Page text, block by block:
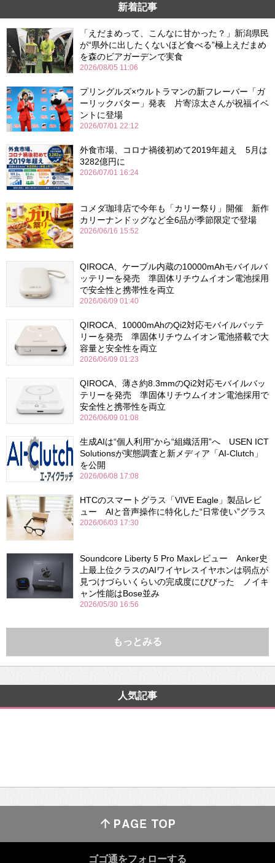
新着記事
「えだまめって、こんなに甘かった？」新潟県民
が“県外に出したくないほど食べる”極上えだまめ
を森のビアガーデンで実食
2026/08/05 11:06
プリングルズ×ウルトラマンの新フレーバー「ガ
ーリックバター」発表 片寄涼太さんが祝福イベ
ントに登場
2026/07/01 22:12
外食市場、コロナ禍後初めて2019年超え 5月は
3282億円に
2026/07/01 16:24
コメダ珈琲店で今年も「カリー祭り」開催 新作
カリーナンドッグなど全6品が季節限定で登場
2026/06/16 15:52
QIROCA、ケーブル内蔵の10000mAhモバイルバ
ッテリーを発売 準固体リチウムイオン電池採用
で安全性と携帯性を両立
2026/06/09 01:40
QIROCA、10000mAhのQi2対応モバイルバッテ
リーを発売 準固体リチウムイオン電池搭載で大
容量と安全性を両立
2026/06/09 01:23
QIROCA、薄さ約8.3mmのQi2対応モバイルバッ
テリーを発売 準固体リチウムイオン電池採用で
安全性と携帯性を両立
2026/06/09 01:08
生成AIは“個人利用”から“組織活用”へ USEN ICT
Solutionsが実態調査と新メディア「AI-Clutch」
を公開
2026/06/08 17:08
HTCのスマートグラス「VIVE Eagle」製品レビ
ュー AIと音声操作に特化した“日常使い”グラス
2026/06/03 17:30
Soundcore Liberty 5 Pro Maxレビュー Anker史
上最上位クラスのAIワイヤレスイヤホンは弱点が
見つけづらいくらいの完成度にびびった ノイキ
ャン性能はBose並み
2026/05/30 16:56
もっとみる
人気記事
ゴゴ通をフォローする